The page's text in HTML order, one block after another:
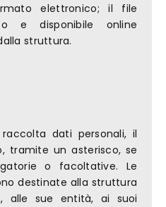
elettronico; il file
e disponibile online
struttura.
dati personali, il
tramite un asterisco, se
o facoltative. Le
destinate alla struttura
alle sue entità, ai suoi